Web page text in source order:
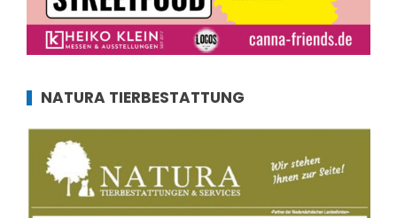
NATURA TIERBESTATTUNG